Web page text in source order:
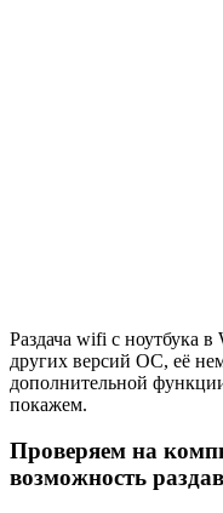
Раздача wifi с ноутбука
других версий ОС, её
дополнительной
покажем.
Проверяем на
возможность